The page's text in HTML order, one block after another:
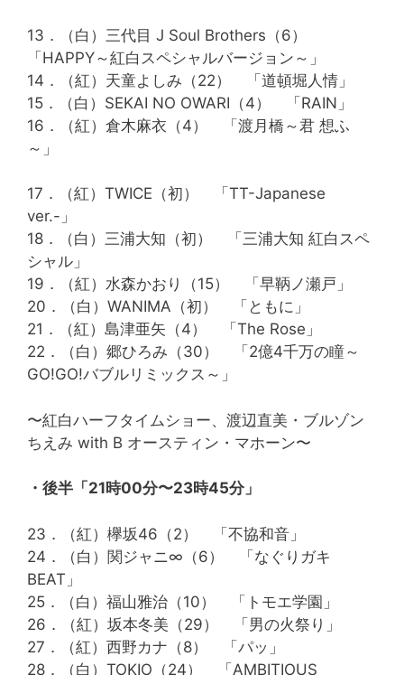
13．（白）三代目 J Soul Brothers（6）
「HAPPY～紅白スペシャルバージョン～」
14．（紅）天童よしみ（22） 「道頓堀人情」
15．（白）SEKAI NO OWARI（4） 「RAIN」
16．（紅）倉木麻衣（4） 「渡月橋～君 想ふ
～」
17．（紅）TWICE（初） 「TT-Japanese
ver.-」
18．（白）三浦大知（初） 「三浦大知 紅白スペ
シャル」
19．（紅）水森かおり（15） 「早鞆ノ瀬戸」
20．（白）WANIMA（初） 「ともに」
21．（紅）島津亜矢（4） 「The Rose」
22．（白）郷ひろみ（30） 「2億4千万の瞳～
GO!GO!バブルリミックス～」
〜紅白ハーフタイムショー、渡辺直美・ブルゾン
ちえみ with B オースティン・マホーン〜
・後半「21時00分〜23時45分」
23．（紅）欅坂46（2） 「不協和音」
24．（白）関ジャニ∞（6） 「なぐりガキ
BEAT」
25．（白）福山雅治（10） 「トモエ学園」
26．（紅）坂本冬美（29） 「男の火祭り」
27．（紅）西野カナ（8） 「パッ」
28．（白）TOKIO（24） 「AMBITIOUS